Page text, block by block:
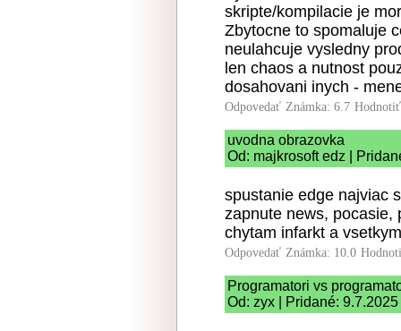
skripte/kompilacie je
Zbytocne to spomaluje
neulahcuje vysledny
len chaos a nutnost
dosahovani inych -
Odpovedať Známka: 6.7
uvodna obrazovka
Od: majkrosoft edz |
spustanie edge najviac
zapnute news, pocasie,
chytam infarkt a
Odpovedať Známka: 10.0
Programatori vs
Od: zyx | Pridané: 9.7.2025